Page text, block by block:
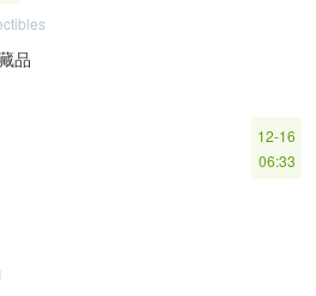
品
12-16
06:33